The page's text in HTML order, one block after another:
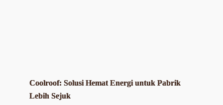
Coolroof: Solusi Hemat Energi untuk Pabrik
Lebih Sejuk